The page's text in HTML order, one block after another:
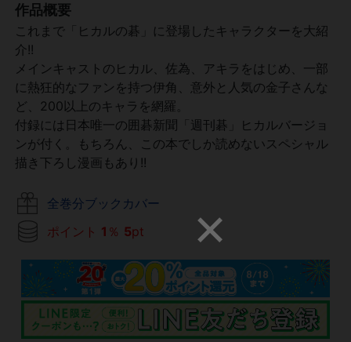
作品概要
これまで「ヒカルの碁」に登場したキャラクターを大紹
介!!
メインキャストのヒカル、佐為、アキラをはじめ、一部
に熱狂的なファンを持つ伊角、意外と人気の金子さんな
ど、200以上のキャラを網羅。
付録には日本唯一の囲碁新聞「週刊碁」ヒカルバージョ
ンが付く。もちろん、この本でしか読めないスペシャル
描き下ろし漫画もあり!!
全巻分ブックカバー
ポイント 1 ％ 5pt